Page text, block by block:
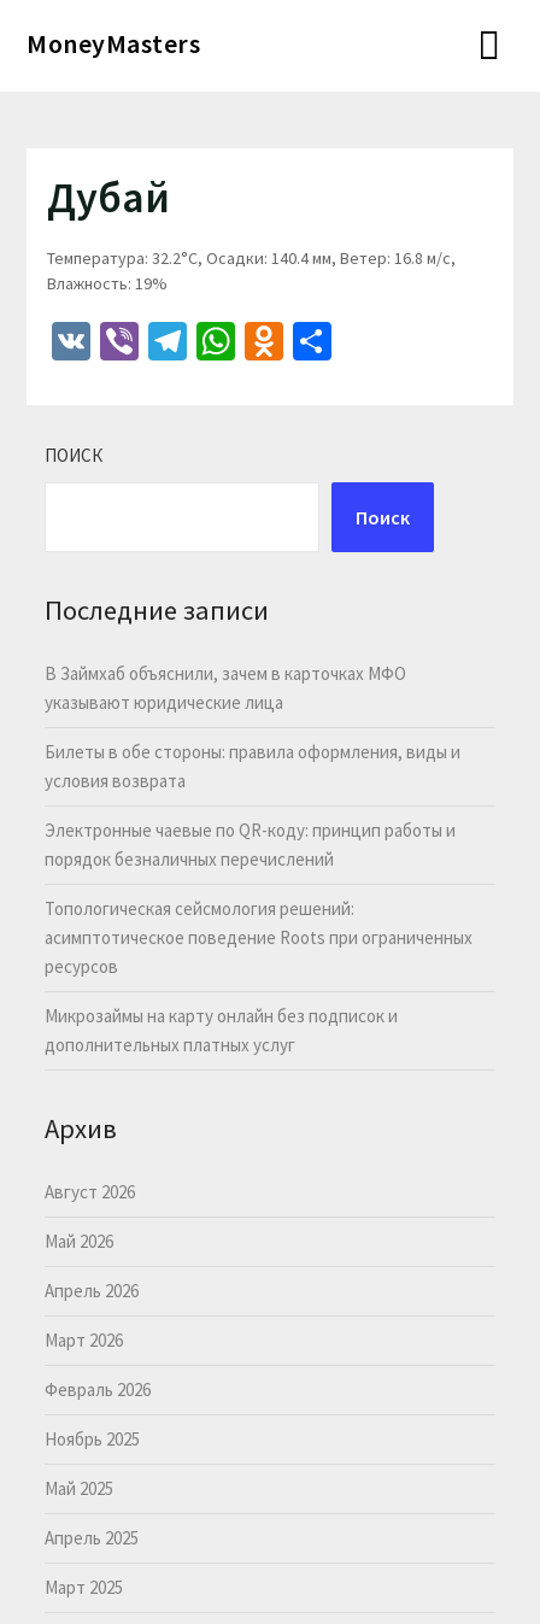
MoneyMasters
Дубай
Температура: 32.2°C, Осадки: 140.4 мм, Ветер: 16.8 м/с,
Влажность: 19%
VKViberTelegram
WhatsApp
Odnoklassniki
Отправить
ПОИСК
Поиск
Последние записи
В Займхаб объяснили, зачем в карточках МФО
указывают юридические лица
Билеты в обе стороны: правила оформления, виды и
условия возврата
Электронные чаевые по QR-коду: принцип работы и
порядок безналичных перечислений
Топологическая сейсмология решений:
асимптотическое поведение Roots при ограниченных
ресурсов
Микрозаймы на карту онлайн без подписок и
дополнительных платных услуг
Архив
Август 2026
Май 2026
Апрель 2026
Март 2026
Февраль 2026
Ноябрь 2025
Май 2025
Апрель 2025
Март 2025